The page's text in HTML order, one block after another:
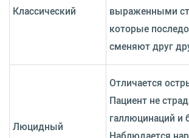
Классический
выраженными
которые
сменяют друг
Люцидный
Отличается
Пациент не
галлюцинаций и